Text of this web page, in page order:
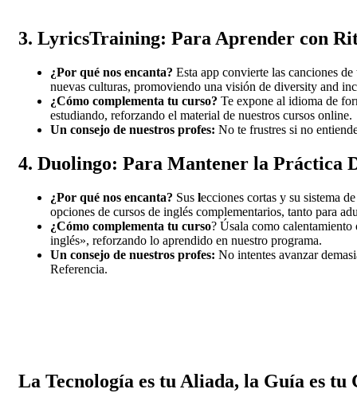
3. LyricsTraining: Para Aprender con
¿Por qué nos encanta? Esta app convierte las canciones
nuevas culturas, promoviendo una visión de diversity and
¿Cómo complementa tu curso? Te expone al idioma de
estudiando, reforzando el material de nuestros cursos online.
Un consejo de nuestros profes: No te frustres si no
4. Duolingo: Para Mantener la Práctica
¿Por qué nos encanta? Sus lecciones cortas y su sistema
opciones de cursos de inglés complementarios, tanto para
¿Cómo complementa tu curso? Úsala como
inglés», reforzando lo aprendido en nuestro programa.
Un consejo de nuestros profes: No intentes avanzar
Referencia.
La Tecnología es tu Aliada, la Guía es